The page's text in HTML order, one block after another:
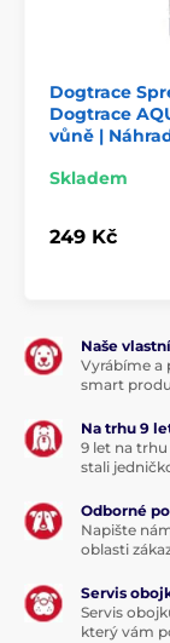
Dogtrace
Dogtrace
vůně |
Skladem
249 Kč
Naše
Vyrábíme a
smart
Na trhu 9
9 let na
stali
Odborné
Napište
oblasti
Servis
Servis
který vám